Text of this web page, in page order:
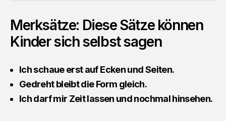
Merksätze: Diese Sätze können
Kinder sich selbst sagen
Ich schaue erst auf Ecken und Seiten.
Gedreht bleibt die Form gleich.
Ich darf mir Zeit lassen und nochmal hinsehen.